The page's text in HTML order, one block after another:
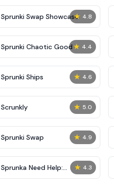
★ 4.8
Sprunki Swap Showcase
★ 4.4
Sprunki Chaotic Good
★ 4.6
Sprunki Ships
★ 5.0
Scrunkly
★ 4.9
Sprunki Swap
★ 4.3
Sprunka Need Help:
Incredibox Challenge